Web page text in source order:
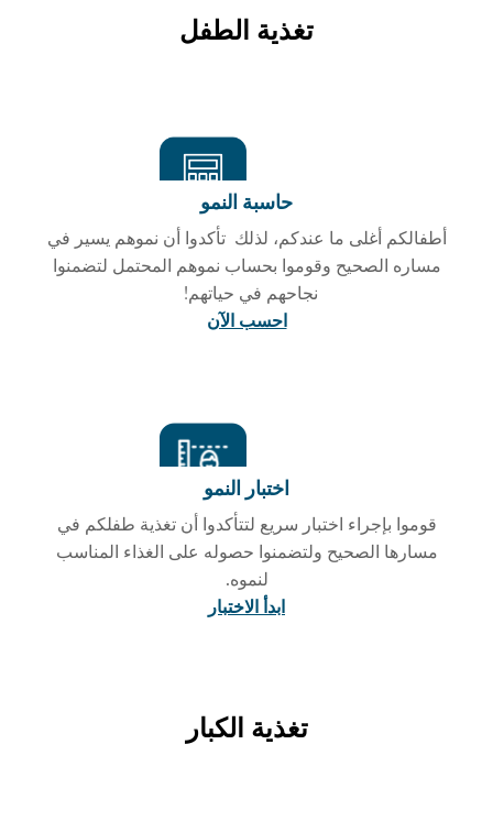
تغذية الطفل
حاسبة النمو
أطفالكم أغلى ما عندكم، لذلك تأكدوا أن نموهم يسير في
مساره الصحيح وقوموا بحساب نموهم المحتمل لتضمنوا
نجاحهم في حياتهم!
احسب الآن
اختبار النمو
قوموا بإجراء اختبار سريع لتتأكدوا أن تغذية طفلكم في
مسارها الصحيح ولتضمنوا حصوله على الغذاء المناسب
لنموه.
ابدأ الاختبار
تغذية الكبار